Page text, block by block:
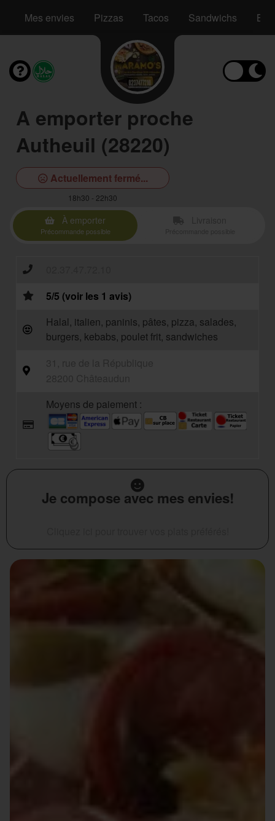
Mes envies Pizzas Tacos Sandwichs
A emporter proche
Autheuil (28220)
Actuellement fermé...
18h30 - 22h30
À emporter
Précommande possible
5/5 (voir les 1 avis)
Halal, italien, paninis, pâtes, pizza, salades,
burgers, kebabs, poulet frit, sandwiches
Moyens de paiement :
Je compose avec mes envies!